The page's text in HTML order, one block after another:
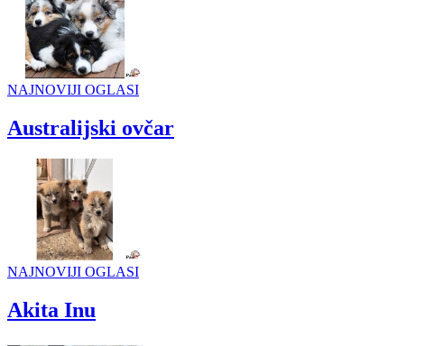
NAJNOVIJI OGLASI
Australijski ovčar
NAJNOVIJI OGLASI
Akita Inu